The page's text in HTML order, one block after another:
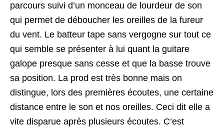
parcours suivi d’un monceau de lourdeur de son
qui permet de déboucher les oreilles de la fureur
du vent. Le batteur tape sans vergogne sur tout ce
qui semble se présenter à lui quant la guitare
galope presque sans cesse et que la basse trouve
sa position. La prod est très bonne mais on
distingue, lors des premières écoutes, une certaine
distance entre le son et nos oreilles. Ceci dit elle a
vite disparue après plusieurs écoutes. C’est